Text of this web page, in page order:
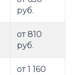
руб.
от 810
руб.
от 1 160